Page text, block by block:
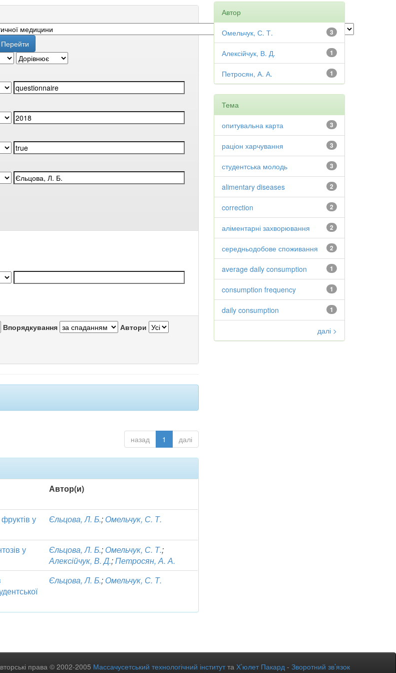
Впорядкування Автори
назад 1 далі
Автор(и)
у
Єльцова, Л. Б.; Омельчук, С. Т.
у
Єльцова, Л. Б.; Омельчук, С. Т.;
Алексійчук, В. Д.;Петросян, А. А.
Єльцова, Л. Б.; Омельчук, С. Т.
Автор
3
Омельчук, С. Т.
1
Алексійчук, В. Д.
1
Петросян, А. А.
Тема
3
опитувальна карта
3
раціон харчування
3
студентська молодь
2
alimentary diseases
2
correction
2
аліментарні захворювання
2
середньодобове споживання
1
average daily consumption
1
consumption frequency
1
daily consumption
далі >
права © 2002-2005 Массачусетський технологічний інститутта Х’юлет Пакард - Зворотний зв’язок